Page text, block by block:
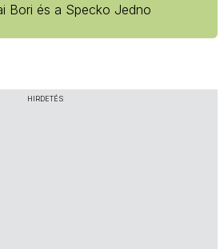
Bori és a Specko Jedno
HIRDETÉS